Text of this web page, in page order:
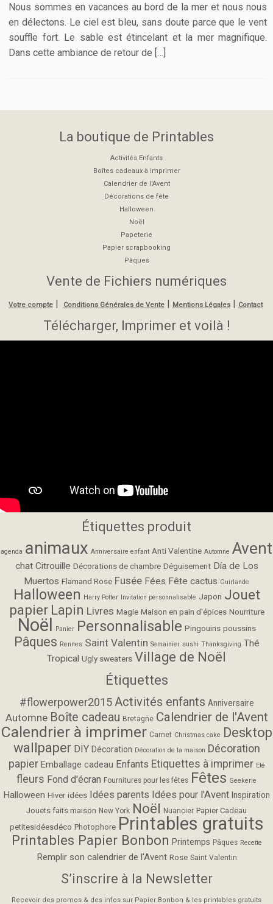
Nous sommes en vacances au bord de la mer et nous nous
en délectons. Le ciel est bleu, sans doute parce que le vent
souffle fort. Le sable est étincelant et la mer magnifique.
Dans cette ambiance de retour de […]
La boutique de Printables
Activités Enfants
Boîtes cadeaux à imprimer
Calendrier de l'Avent
Décorations de fête
Halloween
Noël
Papeterie
Papier scrapbooking
Pâques
Vente de Fichiers numériques
Votre compte| Conditions Générales de Vente| Mentions Légales | Contact
Télécharger, Imprimer et voilà !
Étiquettes produit
agenda animaux Anniversaire enfant Anti Valentine Automne Avent
chat Citrouille Décorations de chambre Déguisement Día de Los
Muertos Flamand Rose Fusée Fées Fête cactus Guirlande
Halloween Harry Potter Invitation personnalisable Japon Jouet
papier Lapin Livres Magie Maison en pain d'épices Nourriture
Noël Panier Personnalisable Pingouins poussins
Pâques Rennes Saint Valentin Semainier sushi Thanksgiving Thé
Tropical Ugly sweaters Village de Noël
Étiquettes
#flowerpower2015 Activités enfants Anniversaire
Automne Boîte cadeau Bretagne Calendrier de l'Avent
Calendrier à imprimer Carnet Christmas cake Desktop
wallpaper DIY Décoration Décoration de la maison Décoration
papier Emballage cadeau Enfants Etiquettes à imprimer Eté
fleurs Fond d'écran Fournitures pour les fêtes Fêtes Geekerie
Halloween Hiver idées Idées parents Idées pour l'Avent Inspiration
Jouets faits maison New York Noël Nuancier Papier Cadeau
petitesidéesdéco Photophore Printables gratuits
Printables Papier Bonbon Printemps Pâques Recette
Remplir son calendrier de l'Avent Rose Saint Valentin
S’inscrire à la Newsletter
Recevoir des promos & des infos sur Papier Bonbon & les printables gratuits